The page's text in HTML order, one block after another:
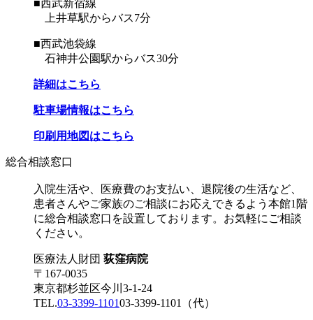
■西武新宿線
上井草駅からバス7分
■西武池袋線
石神井公園駅からバス30分
詳細はこちら
駐車場情報はこちら
印刷用地図はこちら
総合相談窓口
入院生活や、医療費のお支払い、退院後の生活など、
患者さんやご家族のご相談にお応えできるよう本館1階
に総合相談窓口を設置しております。お気軽にご相談
ください。
医療法人財団 荻窪病院
〒167-0035
東京都杉並区今川3-1-24
TEL.03-3399-110103-3399-1101 （代）